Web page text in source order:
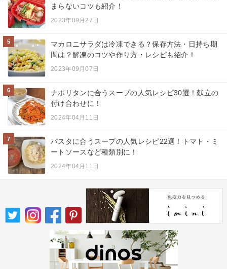
まらないコツも紹介！
2023年09月27日
5
マカロニサラダは冷凍できる？保存方法・日持ち期
間は？解凍のコツや作り方・レシピも紹介！
2023年09月07日
6
ナポリタンに合うスープの人気レシピ30選！献立の
付け合わせに！
2024年04月11日
7
パスタに合うスープの人気レシピ22選！トマト・ミ
ートソースなど種類別に！
2024年04月11日